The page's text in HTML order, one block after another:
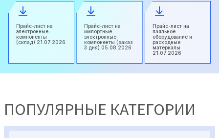
Прайс-лист на
электронные
компоненты
(склад) 21.07.2026
Прайс-лист на
импортные
электронные
компоненты (заказ
3 дня) 05.08.2026
Прайс-лист на
паяльное
оборудование и
расходные
материалы
21.07.2026
ПОПУЛЯРНЫЕ КАТЕГОРИИ